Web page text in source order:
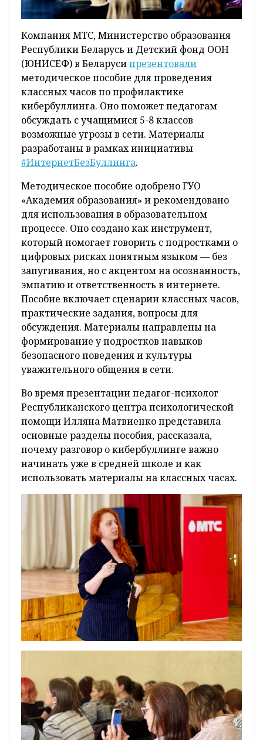
Компания МТС, Министерство образования
Республики Беларусь и Детский фонд ООН
(ЮНИСЕФ) в Беларусипрезентовали
методическое пособие для проведения
классных часов по профилактике
кибербуллинга. Оно поможет педагогам
обсуждать с учащимися 5-8 классов
возможные угрозы в сети. Материалы
разработаны в рамках инициативы
#ИнтернетБезБуллинга.
Методическое пособие одобрено ГУО
«Академия образования» и рекомендовано
для использования в образовательном
процессе. Оно создано как инструмент,
который помогает говорить с подростками о
цифровых рисках понятным языком — без
запугивания, но с акцентом на осознанность,
эмпатию и ответственность в интернете.
Пособие включает сценарии классных часов,
практические задания, вопросы для
обсуждения. Материалы направлены на
формирование у подростков навыков
безопасного поведения и культуры
уважительного общения в сети.
Во время презентации педагог-психолог
Республиканского центра психологической
помощи Илляна Матвиенко представила
основные разделы пособия, рассказала,
почему разговор о кибербуллинге важно
начинать уже в средней школе и как
использовать материалы на классных часах.